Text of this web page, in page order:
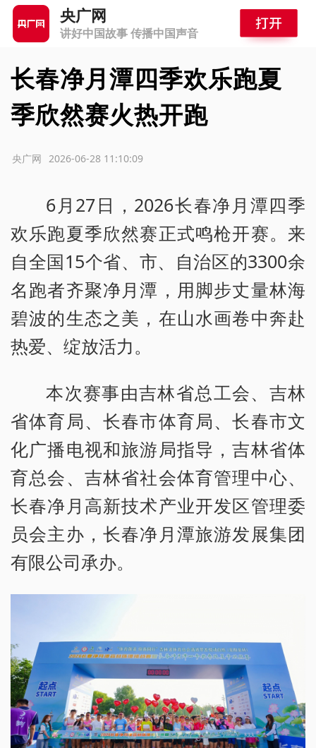
央广网
讲好中国故事 传播中国声音
长春净月潭四季欢乐跑夏
季欣然赛火热开跑
2026-06-28 11:10:09
央广网
6月27日，2026长春净月潭四季
欢乐跑夏季欣然赛正式鸣枪开赛。来
自全国15个省、市、自治区的3300余
名跑者齐聚净月潭，用脚步丈量林海
碧波的生态之美，在山水画卷中奔赴
热爱、绽放活力。
本次赛事由吉林省总工会、吉林
省体育局、长春市体育局、长春市文
化广播电视和旅游局指导，吉林省体
育总会、吉林省社会体育管理中心、
长春净月高新技术产业开发区管理委
员会主办，长春净月潭旅游发展集团
有限公司承办。